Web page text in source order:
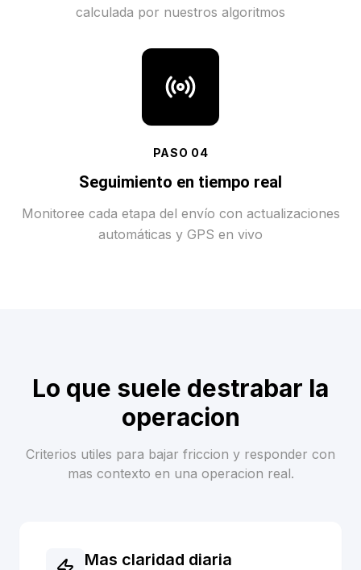
calculada por nuestros algoritmos
PASO 04
Seguimiento en tiempo real
Monitoree cada etapa del envío con actualizaciones
automáticas y GPS en vivo
Lo que suele destrabar la
operacion
Criterios utiles para bajar friccion y responder con
mas contexto en una operacion real.
Mas claridad diaria